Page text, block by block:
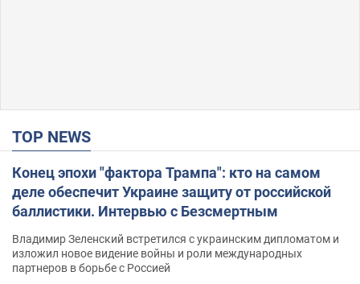
TOP NEWS
Конец эпохи "фактора Трампа": кто на самом
деле обеспечит Украине защиту от российской
баллистики. Интервью с Безсмертным
Владимир Зеленский встретился с украинским дипломатом и
изложил новое видение войны и роли международных
партнеров в борьбе с Россией